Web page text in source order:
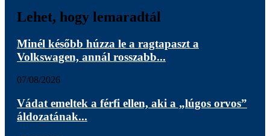
Lehet, hogy lemaradtál
Minél később húzza le a ragtapaszt a
Volkswagen, annál rosszabb...
07/08/2026
Vádat emeltek a férfi ellen, aki a „lúgos orvos”
áldozatának...